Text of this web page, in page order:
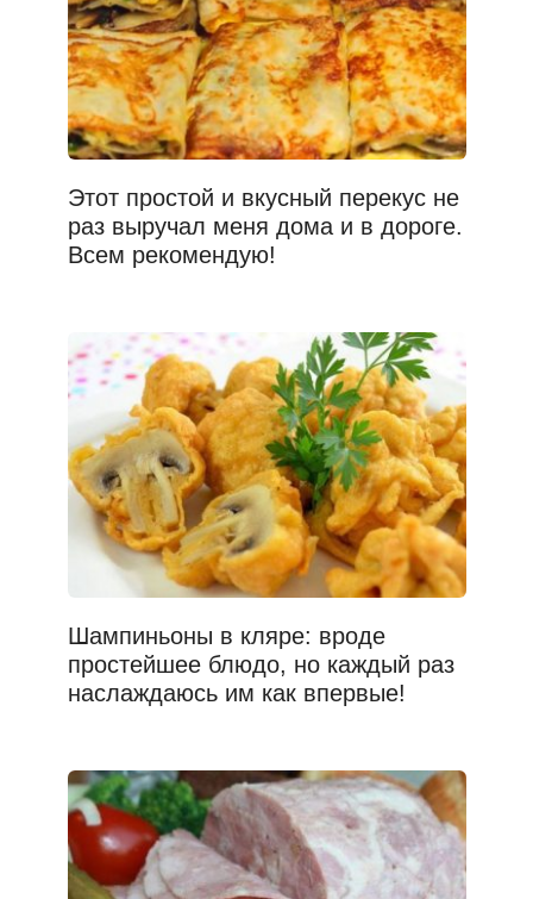
Этот простой и вкусный перекус не
раз выручал меня дома и в дороге.
Всем рекомендую!
Шампиньоны в кляре: вроде
простейшее блюдо, но каждый раз
наслаждаюсь им как впервые!